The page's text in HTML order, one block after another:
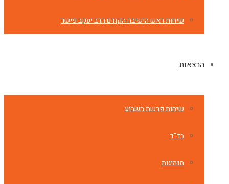
שיחות ראש הישיבה הקודם הרב יעקב פישר
הרצאות
שיחות פרשת השבוע
בד"ד
מנהיגות